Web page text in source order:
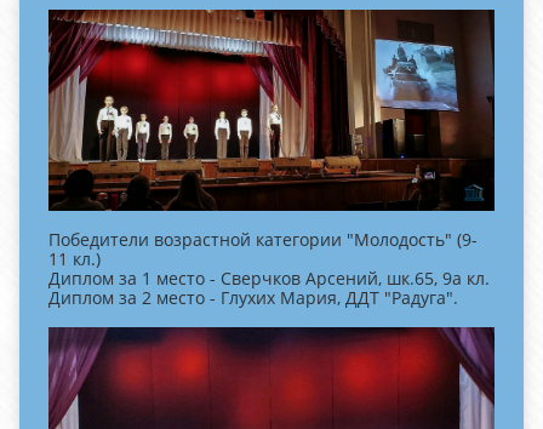
Победители возрастной категории "Молодость" (9-
11 кл.)
Диплом за 1 место - Сверчков Арсений, шк.65, 9а кл.
Диплом за 2 место - Глухих Мария, ДДТ "Радуга".